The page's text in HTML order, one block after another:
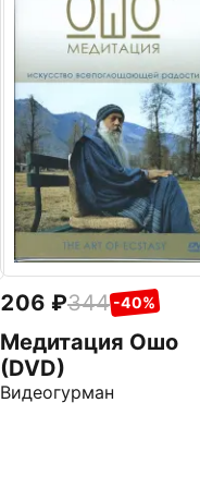
206 344 -40%
Медитация Ошо
(DVD)
Видеогурман